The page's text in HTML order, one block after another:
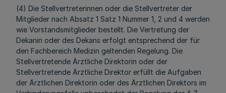
(4) Die Stellvertreterinnen oder die Stellvertreter der
Mitglieder nach Absatz 1 Satz 1 Nummer 1, 2 und 4 werden
wie Vorstandsmitglieder bestellt. Die Vertretung der
Dekanin oder des Dekans erfolgt entsprechend der für
den Fachbereich Medizin geltenden Regelung. Die
Stellvertretende Ärztliche Direktorin oder der
Stellvertretende Ärztliche Direktor erfüllt die Aufgaben
der Ärztlichen Direktorin oder des Ärztlichen Direktors im